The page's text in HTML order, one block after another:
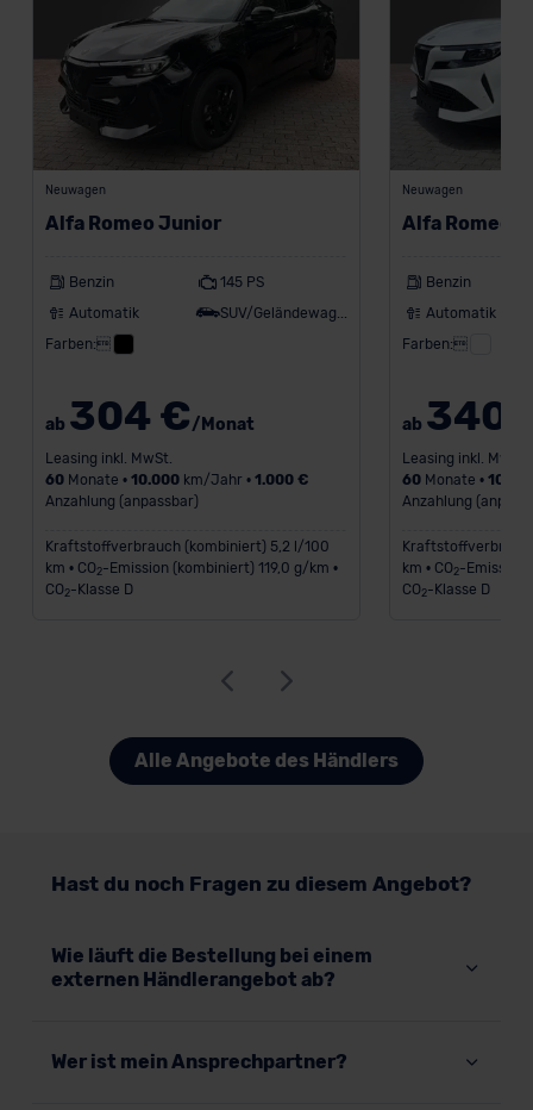
Grundlage eines Angemessenheitsbeschlusses der EU-
Kommission (Art. 45 Abs. 1 DSGVO), von
Standarddatenschutzklauseln (Art. 46 Abs. 2 lit. c
DSGVO) oder wenn Sie hierzu Ihre Einwilligung freiwillig
erteilen. Nähere Informationen zu den bestehenden
Datenschutzklauseln können Sie über den Kontakt zu
unserem Datenschutzbeauftragten unter
datenschutz@meinauto.de anfordern.
Datenschutzerklärung|Impressum
Neuwagen
Alfa Romeo Junior
Benzin
145 PS
Automatik
Farben:
ab 304 €/Monat
Leasing inkl. MwSt.
60Monate • 10.000km/Jahr • 1.000 €
Anzahlung (anpassbar)
Kraftstoffverbrauch (kombiniert) 5,2 l/100
km • CO 2-Emission (kombiniert) 119,0 g/km •
CO 2-Klasse D
Neuwagen
Alfa Romeo
Benzin
Automatik
Farben:
ab 340
Leasing inkl. MwSt.
60Monate •
Anzahlung
km • CO 2-Emission
CO 2-Klasse D
Alle Angebote des Händlers
Hast du noch Fragen zu diesem Angebot?
Wie läuft die Bestellung bei einem
externen Händlerangebot ab?
Wer ist mein Ansprechpartner?